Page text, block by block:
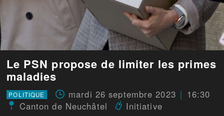
Le PSN propose de limiter les primes
maladies
POLITIQUE mardi 26 septembre 2023
16:30
Canton de Neuchâtel
Initiative